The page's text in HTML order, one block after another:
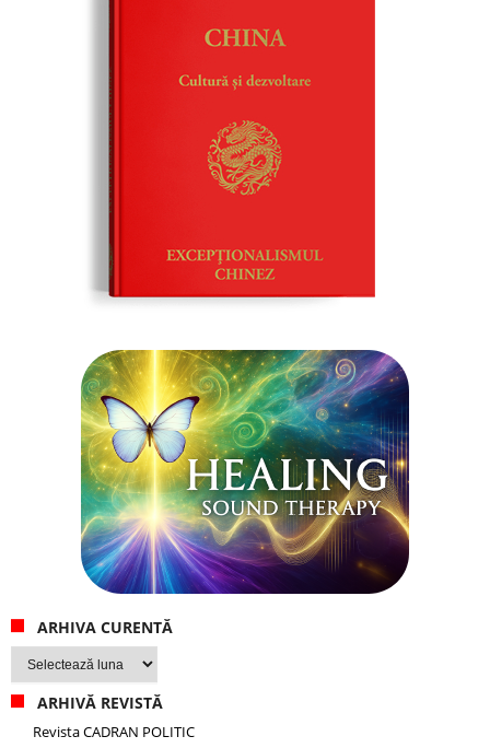
ARHIVA CURENTĂ
curentă
ARHIVĂ REVISTĂ
Revista CADRAN POLITIC